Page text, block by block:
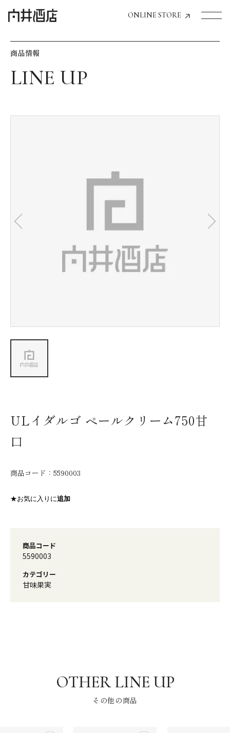
ONLINE STORE
飲食店経営のお客様
お気に入り機能の活用方法
会社情報
商品情報
ULイダルゴ ペールクリーム750甘
口
商品コード： 5590003
★お気に入りに追加
商品コード
5590003
カテゴリー
甘味果実
その他の商品